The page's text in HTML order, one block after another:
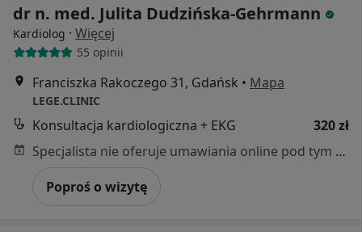
dr n. med. Julita Dudzińska-Gehrmann
Kardiolog · Więcej
55 opinii
Franciszka Rakoczego 31, Gdańsk • Mapa
LEGE.CLINIC
Konsultacja kardiologiczna + EKG
320 zł
Specjalista nie oferuje umawiania online pod tym adresem.
Poproś o wizytę